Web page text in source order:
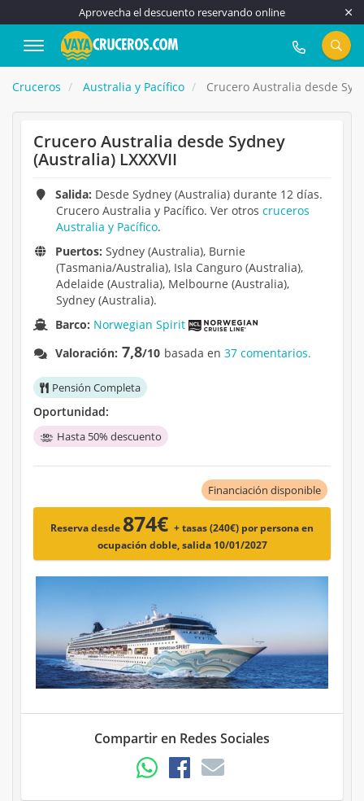
Aprovecha el descuento reservando online
917 815 555
Cruceros Australia y Pacífico Crucero Australia desde
Crucero Australia desde Sydney
(Australia) LXXXVII
Salida: Desde Sydney (Australia) durante 12 días.
Crucero Australia y Pacífico. Ver otros cruceros
Australia y Pacífico.
Puertos: Sydney (Australia), Burnie
(Tasmania/Australia), Isla Canguro (Australia),
Adelaide (Australia), Melbourne (Australia),
Sydney (Australia).
Barco: Norwegian Spirit
Valoración: 7,8/10 basada en37 comentarios.
Pensión Completa
Oportunidad:
Hasta 50% descuento
Financiación disponible
Reserva desde 874€ + tasas (240€) por persona en
ocupación doble, salida 10/01/2027
Compartir en Redes Sociales